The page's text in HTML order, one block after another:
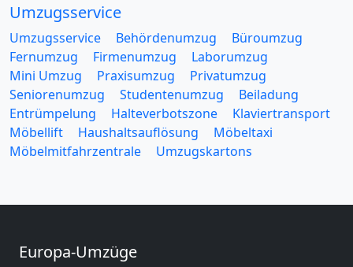
Umzugsservice
Umzugsservice Behördenumzug
Büroumzug
Fernumzug
Firmenumzug
Laborumzug
Mini Umzug
Praxisumzug
Privatumzug
Seniorenumzug
Studentenumzug
Beiladung
Entrümpelung
Halteverbotszone
Klaviertransport
Möbellift
Haushaltsauflösung
Möbeltaxi
Möbelmitfahrzentrale
Umzugskartons
Europa-Umzüge